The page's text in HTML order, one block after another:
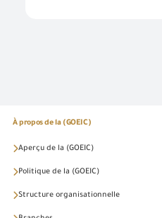
À propos de la (GOEIC)
Aperçu de la (GOEIC)
Politique de la (GOEIC)
Structure organisationnelle